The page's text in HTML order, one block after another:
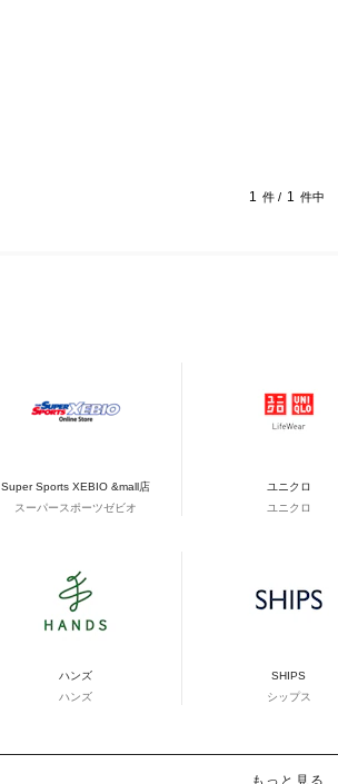
1 件 / 1 件中
Super Sports XEBIO &mall店
スーパースポーツゼビオ
ユニクロ
ユニクロ
ハンズ
ハンズ
SHIPS
シップス
もっと見る